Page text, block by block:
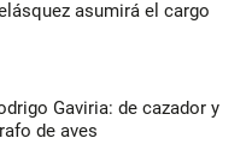
asumirá el cargo
Gaviria: de cazador y
de aves